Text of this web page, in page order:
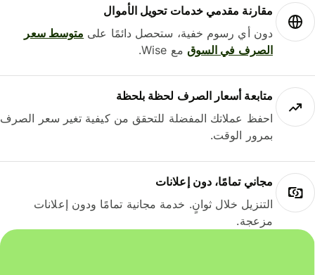
مقارنة مقدمي خدمات تحويل الأموال
دون أي رسوم خفية، ستحصل دائمًا علىمتوسط ​​سعر
الصرف في السوقمع Wise.
متابعة أسعار الصرف لحظة بلحظة
احفظ عملاتك المفضلة للتحقق من كيفية تغير سعر الصرف
بمرور الوقت.
مجاني تمامًا، دون إعلانات
التنزيل خلال ثوانٍ. خدمة مجانية تمامًا ودون إعلانات
مزعجة.